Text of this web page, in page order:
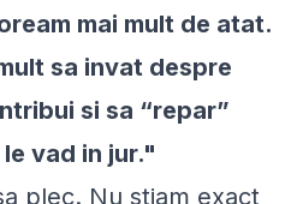
mai mult de atat.
sa invat despre
si sa “repar”
vad in jur."
plec. Nu stiam exact